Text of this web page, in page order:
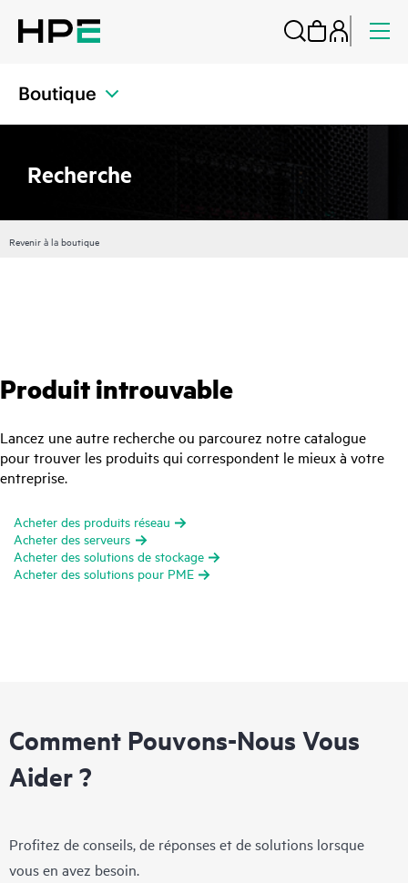
Boutique
Recherche
Revenir à la boutique
Produit introuvable
Lancez une autre recherche ou parcourez notre catalogue
pour trouver les produits qui correspondent le mieux à votre
entreprise.
Acheter des produits réseau
Acheter des serveurs
Acheter des solutions de stockage
Acheter des solutions pour PME
Comment Pouvons-Nous Vous
Aider ?
Profitez de conseils, de réponses et de solutions lorsque
vous en avez besoin.